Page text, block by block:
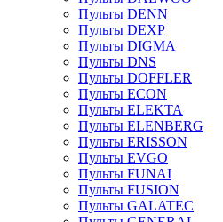
Пульты DENN
Пульты DEXP
Пульты DIGMA
Пульты DNS
Пульты DOFFLER
Пульты ECON
Пульты ELEKTA
Пульты ELENBERG
Пульты ERISSON
Пульты EVGO
Пульты FUNAI
Пульты FUSION
Пульты GALATEC